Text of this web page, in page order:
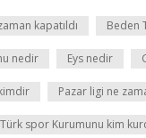
kapatıldı Beden
nedir Eys nedir
Pazar ligi ne
Türk spor Kurumunu kim